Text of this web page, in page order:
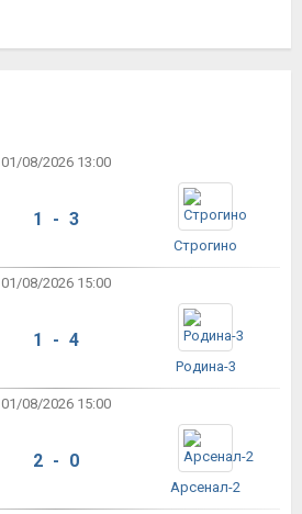
01/08/2026 13:00
1 - 3
Строгино
01/08/2026 15:00
1 - 4
Родина-3
01/08/2026 15:00
2 - 0
Арсенал-2